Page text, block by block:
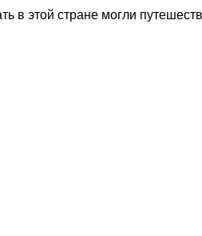
в этой стране могли